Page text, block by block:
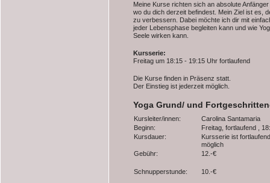
Meine Kurse richten sich an absolute
wo du dich derzeit befindest. Mein Ziel ist es,
zu verbessern. Dabei möchte ich dir mit
jeder Lebensphase begleiten kann und wie
Seele wirken kann.
Kursserie:
Freitag um 18:15 - 19:15 Uhr fortlaufend
Die Kurse finden in Präsenz statt.
Der Einstieg ist jederzeit möglich.
Yoga Grund/ und
Kursleiter/innen:
Carolina Santamaria
Beginn:
Freitag, fortlaufend ,
Kursdauer:
Kursserie ist
möglich
Gebühr:
12.-€
Schnupperstunde: 10.-€